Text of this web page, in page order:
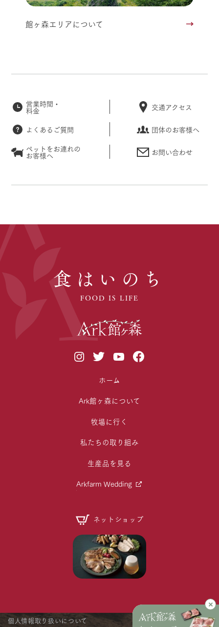
館ヶ森エリアについて
営業時間・
料金 交通アクセス
よくあるご質問
団体のお客様へ
ペットをお連れの
お客様へ お問い合わせ
食はいのち
FOOD IS LIFE
ホーム
Ark館ヶ森について
牧場に行く
私たちの取り組み
生産品を見る
Arkfarm Wedding
ネットショップ
個人情報取り扱いについて